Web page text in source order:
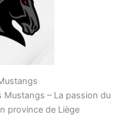
Mustangs – La passion du
province de Liège